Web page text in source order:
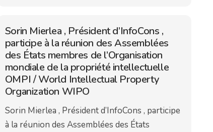
Sorin Mierlea , Président d’InfoCons ,
participe à la réunion des Assemblées
des États membres de l’Organisation
mondiale de la propriété intellectuelle
OMPI / World Intellectual Property
Organization WIPO
Sorin Mierlea , Président d’InfoCons , participe
à la réunion des Assemblées des États